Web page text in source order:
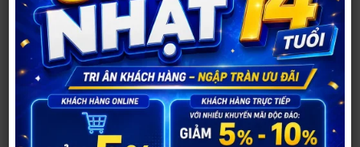
trong việc sinh con trai.
Tư thế quan hệ, hướng dẫn cách kích thích giúp
bạn sinh con trai dễ dàng hơn đạt hiệu quả cao
nhất.
Những lưu ý, kiêng khem quan trọng giúp bạn
sinh con trai.